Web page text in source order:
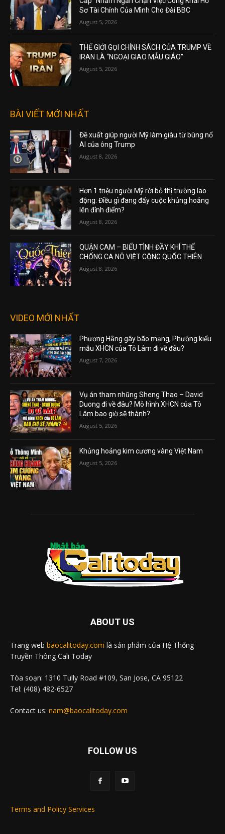
Sơ Tài Chính Của Mình Cho Đài BBC
August 5, 2026
THẾ GIỚI GỌI CHÍNH SÁCH CỦA TRUMP VỀ
IRAN LÀ “NGOẠI GIAO MẪU GIÁO”
August 5, 2026
BÀI VIẾT MỚI NHẤT
Đề xuất giúp người Mỹ làm giàu từ bùng nổ
AI của ông Trump
August 8, 2026
Hơn 1 triệu người Mỹ rời bỏ thị trường lao
động: Điều gì đang đẩy cuộc khủng hoảng
lên đỉnh điểm?
August 8, 2026
QUẬN CAM – BIỂU TÌNH ĐẦY KHÍ THẾ
CHỐNG CA NÔ VIỆT CỘNG QUỐC THIÊN
August 8, 2026
VIDEO MỚI NHẤT
Phương Hằng gây bão mạng, Phường kiểu
mẫu XHCN của Tô Lâm đi về đâu?
August 7, 2026
Vụ án tham nhũng Sheng Thao – David
Duong đi về đâu? Mô hình XHCN của Tô
Lâm bao giờ sẽ thành?
August 5, 2026
Khủng hoảng kim cương vàng Việt Nam
August 5, 2026
ABOUT US
Trang web baocalitoday.com là sản phẩm của Hệ Thống
Truyền Thông Cali Today
Tòa soạn: 1310 Tully Road #109, San Jose, CA 95122
Tel: (408) 482-6527
Contact us: nam@baocalitoday.com
FOLLOW US
Terms and Policy Services